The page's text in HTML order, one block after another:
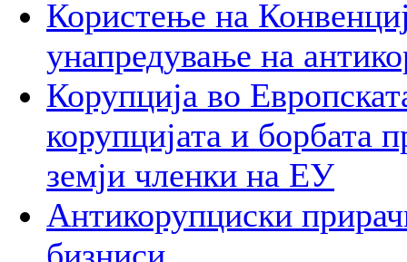
Користење на
унапредување на
Корупција во
корупцијата и борбата
земји членки на ЕУ
Антикорупциски